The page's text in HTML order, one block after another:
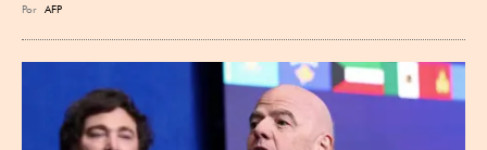
Por AFP